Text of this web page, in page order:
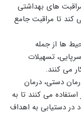
های بهداشتی
تا مراقبت جامع
ها از جمله
تسهیلات
می کنند.
دستی، درمان
می کنند تا به
در دستیابی به اهداف